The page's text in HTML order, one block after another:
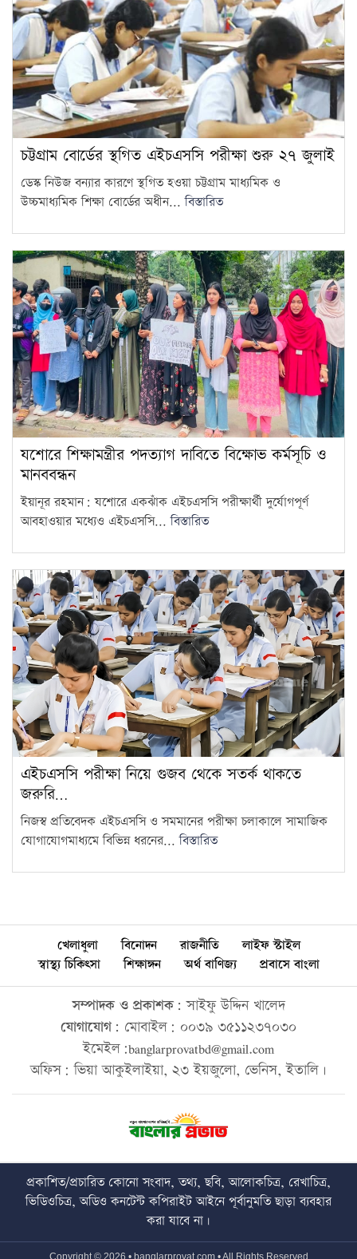
চট্টগ্রাম বোর্ডের স্থগিত এইচএসসি পরীক্ষা শুরু ২৭ জুলাই
ডেস্ক নিউজ বন্যার কারণে স্থগিত হওয়া চট্টগ্রাম মাধ্যমিক ও
উচ্চমাধ্যমিক শিক্ষা বোর্ডের অধীন...বিস্তারিত
যশোরে শিক্ষামন্ত্রীর পদত্যাগ দাবিতে বিক্ষোভ কর্মসূচি ও
মানববন্ধন
ইয়ানূর রহমান: যশোরে একঝাঁক এইচএসসি পরীক্ষার্থী দুর্যোগপূর্ণ
আবহাওয়ার মধ্যেও এইচএসসি...বিস্তারিত
এইচএসসি পরীক্ষা নিয়ে গুজব থেকে সতর্ক থাকতে
জরুরি…
নিজস্ব প্রতিবেদক এইচএসসি ও সমমানের পরীক্ষা চলাকালে সামাজিক
যোগাযোগমাধ্যমে বিভিন্ন ধরনের...বিস্তারিত
খেলাধুলা বিনোদন রাজনীতি
লাইফ স্টাইল
স্বাস্থ্য চিকিৎসা
শিক্ষাঙ্গন অর্থ বাণিজ্য প্রবাসে বাংলা
সম্পাদক ও প্রকাশক: সাইফু উদ্দিন খালেদ
যোগাযোগ: মোবাইল: ০০৩৯ ৩৫১১২৩৭০৩০
ইমেইল:banglarprovatbd@gmail.com
অফিস: ভিয়া আকুইলাইয়া, ২৩ ইয়জুলো, ভেনিস, ইতালি।
প্রকাশিত/প্রচারিত কোনো সংবাদ, তথ্য, ছবি, আলোকচিত্র, রেখাচিত্র,
ভিডিওচিত্র, অডিও কনটেন্ট কপিরাইট আইনে পূর্বানুমতি ছাড়া ব্যবহার
করা যাবে না।
Copyright © 2026 • banglarprovat.com • All Rights Reserved